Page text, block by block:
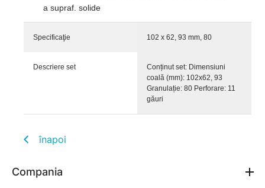
a supraf. solide
Specificaţie 102 x 62, 93 mm, 80
Descriere set
Conținut set: Dimensiuni
coală (mm): 102x62, 93
Granulație: 80 Perforare: 11
găuri
înapoi
Compania